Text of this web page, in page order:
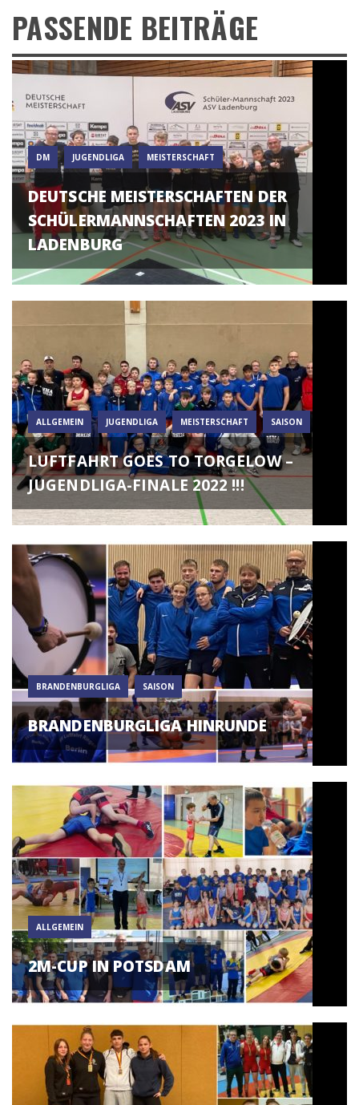
PASSENDE BEITRÄGE
DM JUGENDLIGA MEISTERSCHAFT
DEUTSCHE MEISTERSCHAFTEN DER
SCHÜLERMANNSCHAFTEN 2023 IN
LADENBURG
ALLGEMEIN JUGENDLIGA MEISTERSCHAFT SAISON
LUFTFAHRT GOES TO TORGELOW –
JUGENDLIGA-FINALE 2022 !!!
BRANDENBURGLIGA SAISON
BRANDENBURGLIGA HINRUNDE
ALLGEMEIN
2M-CUP IN POTSDAM